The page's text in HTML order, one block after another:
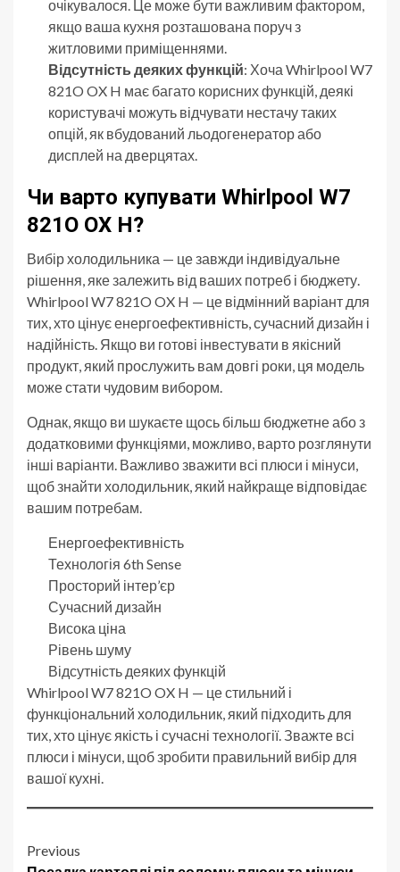
очікувалося. Це може бути важливим фактором,
якщо ваша кухня розташована поруч з
житловими приміщеннями.
Відсутність деяких функцій: Хоча Whirlpool W7
821O OX H має багато корисних функцій, деякі
користувачі можуть відчувати нестачу таких
опцій, як вбудований льодогенератор або
дисплей на дверцятах.
Чи варто купувати Whirlpool W7
821O OX H?
Вибір холодильника — це завжди індивідуальне
рішення, яке залежить від ваших потреб і бюджету.
Whirlpool W7 821O OX H — це відмінний варіант для
тих, хто цінує енергоефективність, сучасний дизайн і
надійність. Якщо ви готові інвестувати в якісний
продукт, який прослужить вам довгі роки, ця модель
може стати чудовим вибором.
Однак, якщо ви шукаєте щось більш бюджетне або з
додатковими функціями, можливо, варто розглянути
інші варіанти. Важливо зважити всі плюси і мінуси,
щоб знайти холодильник, який найкраще відповідає
вашим потребам.
Енергоефективність
Технологія 6th Sense
Просторий інтер’єр
Сучасний дизайн
Висока ціна
Рівень шуму
Відсутність деяких функцій
Whirlpool W7 821O OX H — це стильний і
функціональний холодильник, який підходить для
тих, хто цінує якість і сучасні технології. Зважте всі
плюси і мінуси, щоб зробити правильний вибір для
вашої кухні.
Post
Previous